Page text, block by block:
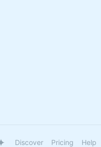
Discover Pricing Help